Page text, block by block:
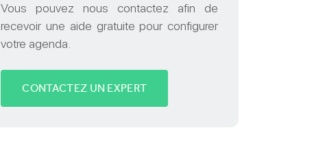
Vous pouvez nous contactez afin de
recevoir une aide gratuite pour configurer
votre agenda.
CONTACTEZ UN EXPERT